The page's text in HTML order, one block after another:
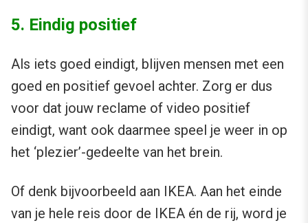
5. Eindig positief
Als iets goed eindigt, blijven mensen met een
goed en positief gevoel achter. Zorg er dus
voor dat jouw reclame of video positief
eindigt, want ook daarmee speel je weer in op
het ‘plezier’-gedeelte van het brein.
Of denk bijvoorbeeld aan IKEA. Aan het einde
van je hele reis door de IKEA én de rij, word je